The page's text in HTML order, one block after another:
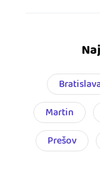
Martin
Prešov